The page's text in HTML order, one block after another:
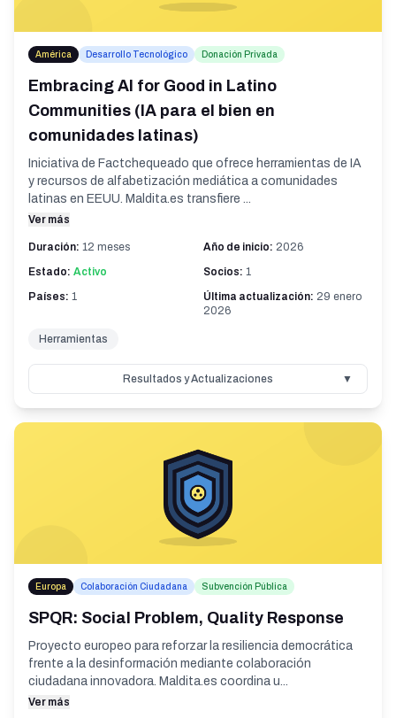
América Desarrollo Tecnológico Donación Privada
Embracing AI for Good in Latino
Communities (IA para el bien en
comunidades latinas)
Iniciativa de Factchequeado que ofrece herramientas de IA
y recursos de alfabetización mediática a comunidades
latinas en EEUU. Maldita.es transfiere ...
Ver más
Duración: 12 meses Año de inicio: 2026
Estado: Activo Socios: 1
Países: 1 Última actualización: 29 enero
2026
Herramientas
Resultados y Actualizaciones ▼
Europa Colaboración Ciudadana Subvención Pública
SPQR: Social Problem, Quality Response
Proyecto europeo para reforzar la resiliencia democrática
frente a la desinformación mediante colaboración
ciudadana innovadora. Maldita.es coordina u...
Ver más